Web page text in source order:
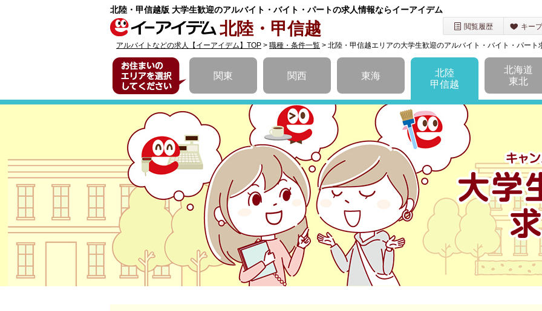
北陸・甲信越版 大学生歓迎のアルバイト・バイト・パートの求人情報ならイーアイデム
北陸・甲信越 閲覧履歴 キー
アルバイトなどの求人【イーアイデム】TOP > 職種・条件一覧 > 北陸・甲信越エリアの大学生歓迎のアルバイト・バイト・パート
お住まいのエリアを選択してください
関東
関西 東海
北陸
甲信越
北海道
東北